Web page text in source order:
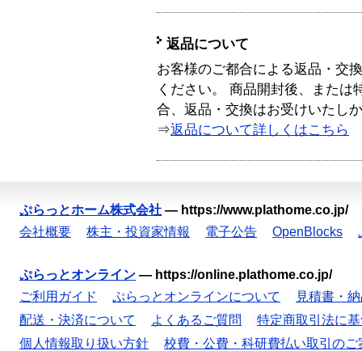
返品について
お客様のご都合による返品・交
ください。 商品開封後、または
合、返品・交換はお受けいたし
⇒返品について詳しくはこちら
ぷらっとホーム株式会社 — https://www.plathome.co.jp/
会社概要
株主・投資家情報 電子公告 OpenBlocks
ぷらっとオンライン — https://online.plathome.co.jp/
ご利用ガイド
ぷらっとオンラインについて
見積書・
配送・決済について
よくあるご質問
特定商取引法に
個人情報取り扱い方針
校費・公費・科研費払い取引のご